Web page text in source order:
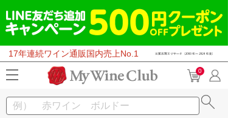
17年連続ワイン通販国内売上No.1
0